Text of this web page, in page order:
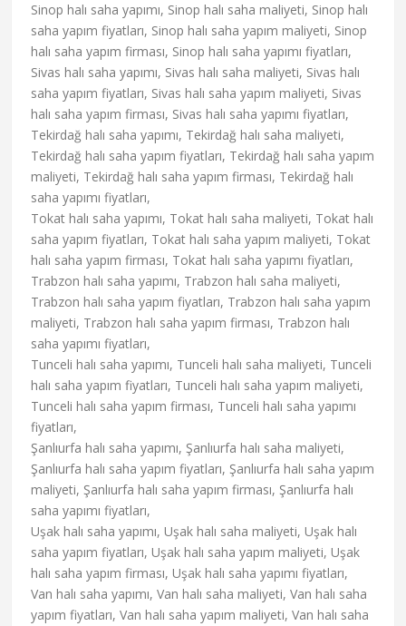
Sinop halı saha yapımı, Sinop halı saha maliyeti, Sinop halı
saha yapım fiyatları, Sinop halı saha yapım maliyeti, Sinop
halı saha yapım firması, Sinop halı saha yapımı fiyatları,
Sivas halı saha yapımı, Sivas halı saha maliyeti, Sivas halı
saha yapım fiyatları, Sivas halı saha yapım maliyeti, Sivas
halı saha yapım firması, Sivas halı saha yapımı fiyatları,
Tekirdağ halı saha yapımı, Tekirdağ halı saha maliyeti,
Tekirdağ halı saha yapım fiyatları, Tekirdağ halı saha yapım
maliyeti, Tekirdağ halı saha yapım firması, Tekirdağ halı
saha yapımı fiyatları,
Tokat halı saha yapımı, Tokat halı saha maliyeti, Tokat halı
saha yapım fiyatları, Tokat halı saha yapım maliyeti, Tokat
halı saha yapım firması, Tokat halı saha yapımı fiyatları,
Trabzon halı saha yapımı, Trabzon halı saha maliyeti,
Trabzon halı saha yapım fiyatları, Trabzon halı saha yapım
maliyeti, Trabzon halı saha yapım firması, Trabzon halı
saha yapımı fiyatları,
Tunceli halı saha yapımı, Tunceli halı saha maliyeti, Tunceli
halı saha yapım fiyatları, Tunceli halı saha yapım maliyeti,
Tunceli halı saha yapım firması, Tunceli halı saha yapımı
fiyatları,
Şanlıurfa halı saha yapımı, Şanlıurfa halı saha maliyeti,
Şanlıurfa halı saha yapım fiyatları, Şanlıurfa halı saha yapım
maliyeti, Şanlıurfa halı saha yapım firması, Şanlıurfa halı
saha yapımı fiyatları,
Uşak halı saha yapımı, Uşak halı saha maliyeti, Uşak halı
saha yapım fiyatları, Uşak halı saha yapım maliyeti, Uşak
halı saha yapım firması, Uşak halı saha yapımı fiyatları,
Van halı saha yapımı, Van halı saha maliyeti, Van halı saha
yapım fiyatları, Van halı saha yapım maliyeti, Van halı saha